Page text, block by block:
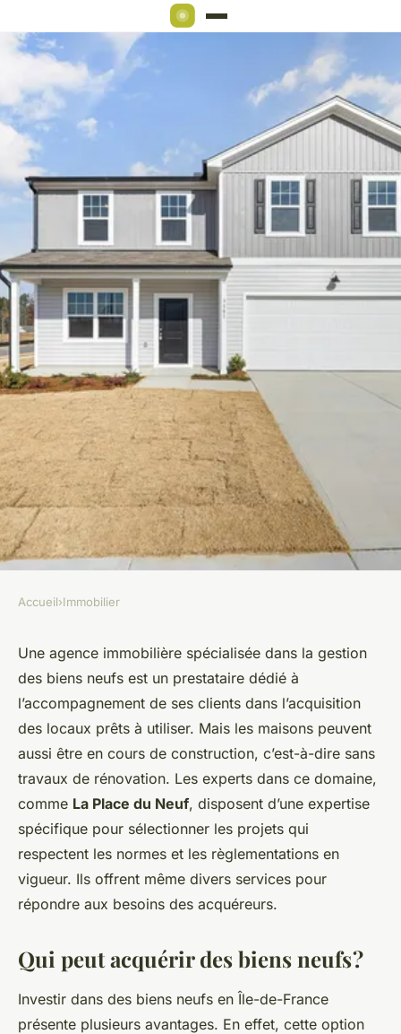
La Place du Neuf : une agence
spécialisée dans l'immobilier
neuf
admin •3 janvier 2025 •2 min de lecture
Accueil›Immobilier
Une agence immobilière spécialisée dans la gestion
des biens neufs est un prestataire dédié à
l’accompagnement de ses clients dans l’acquisition
des locaux prêts à utiliser. Mais les maisons peuvent
aussi être en cours de construction, c’est-à-dire sans
travaux de rénovation. Les experts dans ce domaine,
comme La Place du Neuf, disposent d’une expertise
spécifique pour sélectionner les projets qui
respectent les normes et les règlementations en
vigueur. Ils offrent même divers services pour
répondre aux besoins des acquéreurs.
Qui peut acquérir des biens neufs ?
Investir dans des biens neufs en Île-de-France
présente plusieurs avantages. En effet, cette option